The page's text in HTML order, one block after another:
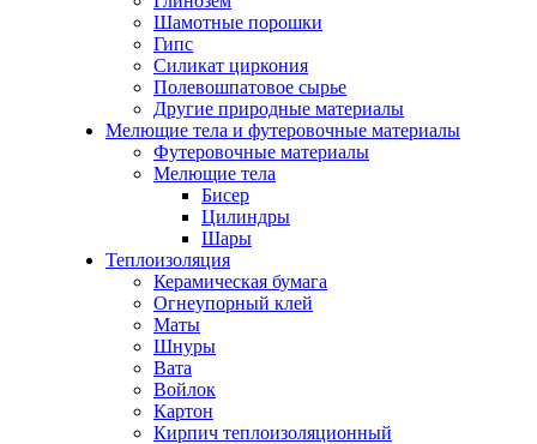
Шамотные порошки
Гипс
Силикат циркония
Полевошпатовое сырье
Другие природные материалы
Мелющие тела и футеровочные материалы
Футеровочные материалы
Мелющие тела
Бисер
Цилиндры
Шары
Теплоизоляция
Керамическая бумага
Огнеупорный клей
Маты
Шнуры
Вата
Войлок
Картон
Кирпич теплоизоляционный